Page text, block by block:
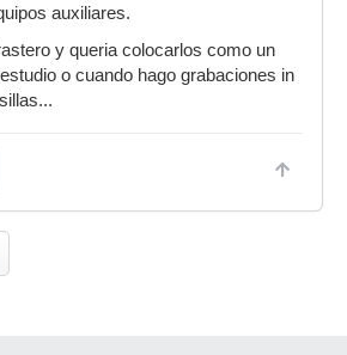
auxiliares.
y queria colocarlos como un
o cuando hago grabaciones in